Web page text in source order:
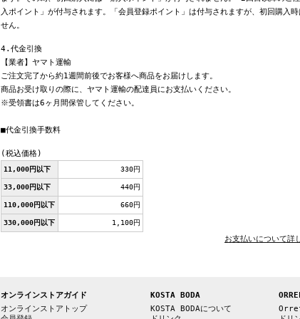
入ポイント」が付与されます。「会員登録ポイント」は付与されますが、初回購入時
せん。
4.代金引換
【業者】ヤマト運輸
ご注文完了から約1週間前後でお客様へ商品をお届けします。
商品お受け取りの際に、ヤマト運輸の配達員にお支払いください。
※受領書は6ヶ月間保管してください。
■代金引換手数料
(税込価格)
11,000円以下 330円
33,000円以下 440円
110,000円以下 660円
330,000円以下 1,100円
お支払いについて詳
オンラインストアガイド
オンラインストアトップ
KOSTA BODA
KOSTA BODAについて